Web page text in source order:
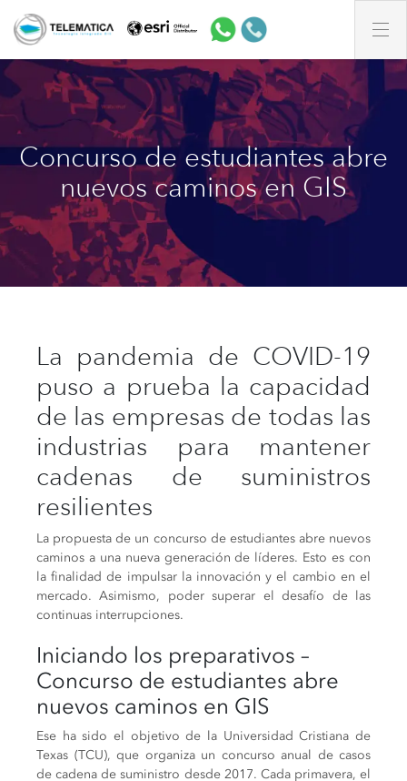
Concurso de estudiantes abre
nuevos caminos en GIS
La pandemia de COVID-19
puso a prueba la capacidad
de las empresas de todas las
industrias para mantener
cadenas de suministros
resilientes
La propuesta de un concurso de estudiantes abre nuevos
caminos a una nueva generación de líderes. Esto es con
la finalidad de impulsar la innovación y el cambio en el
mercado. Asimismo, poder superar el desafío de las
continuas interrupciones.
Iniciando los preparativos –
Concurso de estudiantes abre
nuevos caminos en GIS
Ese ha sido el objetivo de la Universidad Cristiana de
Texas (TCU), que organiza un concurso anual de casos
de cadena de suministro desde 2017. Cada primavera, el